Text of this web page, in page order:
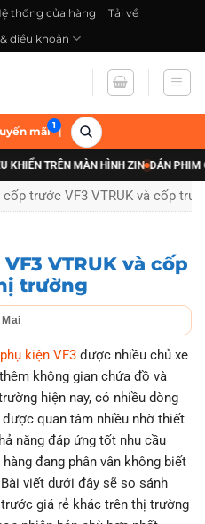
thống cửa hàng
Tải về
điều khoản
mãi |
TRÊN MÀN HÌNH ZIN DÁN PHIM
cốp trước VF3 VTRUK và cốp
VTRUK và cốp
trường
phụ kiện VF3 được nhiều chủ xe
không gian chứa đồ và
hiện nay, có nhiều dòng
quan tâm nhiều nhờ thiết
năng đáp ứng tốt nhu cầu
đang phân vân không biết
viết dưới đây sẽ so sánh
giá rẻ khác trên thị trường